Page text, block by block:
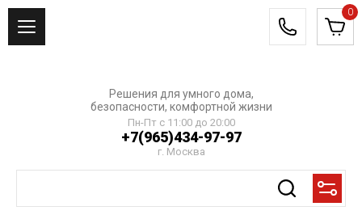
0
Решения для умного дома,
безопасности, комфортной жизни
Пн-Пт с 11:00 до 20:00
+7(965)434-97-97
г. Москва